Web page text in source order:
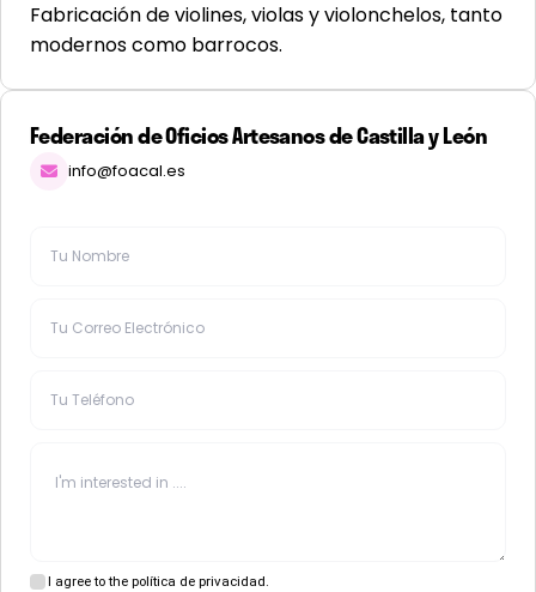
Fabricación de violines, violas y violonchelos, tanto
modernos como barrocos.
Federación de Oficios Artesanos de Castilla y León
info@foacal.es
I agree to the política de privacidad.